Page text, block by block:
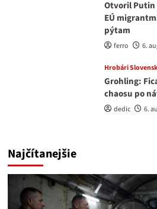
Otvoril Putin
EÚ
pýtam
ferro 6.
Hrobári
Grohling:
chaosu po
dedic 6.
Najčítanejšie